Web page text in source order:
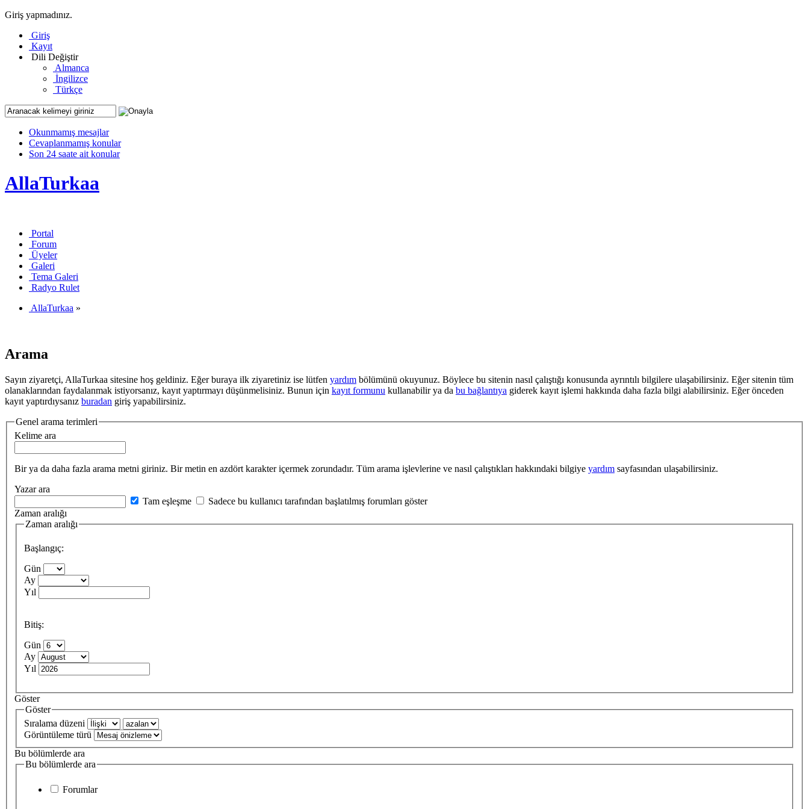
Giriş yapmadınız.
Giriş
Kayıt
Dili Değiştir
Almanca
İngilizce
Türkçe
Okunmamış mesajlar
Cevaplanmamış konular
Son 24 saate ait konular
AllaTurkaa
Portal
Forum
Üyeler
Galeri
Tema Galeri
Radyo Rulet
AllaTurkaa »
Arama
Sayın ziyaretçi, AllaTurkaa sitesine hoş geldiniz. Eğer buraya ilk ziyaretiniz ise lütfen yardım bölümünü okuyunuz. Böylece bu sitenin nasıl çalıştığı konusunda ayrıntılı bilgilere ulaşabilirsiniz. Eğer sitenin tüm
olanaklarından faydalanmak istiyorsanız, kayıt yaptırmayı düşünmelisiniz. Bunun için kayıt formunu kullanabilir ya da bu bağlantıya giderek kayıt işlemi hakkında daha fazla bilgi alabilirsiniz. Eğer önceden
kayıt yaptırdıysanız buradan giriş yapabilirsiniz.
Genel arama terimleri
Kelime ara
Bir ya da daha fazla arama metni giriniz. Bir metin en azdört karakter içermek zorundadır. Tüm arama işlevlerine ve nasıl çalıştıkları hakkındaki bilgiye yardım sayfasından ulaşabilirsiniz.
Yazar ara
Tam eşleşme
Sadece bu kullanıcı tarafından başlatılmış forumları göster
Zaman aralığı
Zaman aralığı
Başlangıç:
Gün
Ay
Yıl
Bitiş:
Gün
Ay
Yıl
Göster
Göster
Sıralama düzeni
Görüntüleme türü
Bu bölümlerde ara
Bu bölümlerde ara
Forumlar